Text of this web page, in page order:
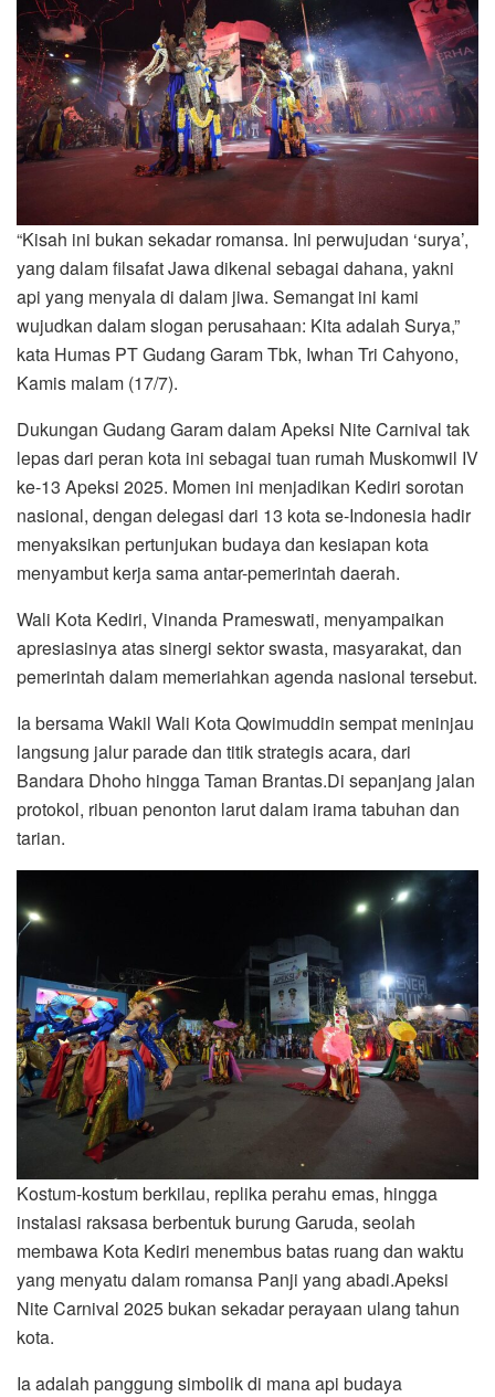
“Kisah ini bukan sekadar romansa. Ini perwujudan ‘surya’,
yang dalam filsafat Jawa dikenal sebagai dahana, yakni
api yang menyala di dalam jiwa. Semangat ini kami
wujudkan dalam slogan perusahaan: Kita adalah Surya,”
kata Humas PT Gudang Garam Tbk, Iwhan Tri Cahyono,
Kamis malam (17/7).
Dukungan Gudang Garam dalam Apeksi Nite Carnival tak
lepas dari peran kota ini sebagai tuan rumah Muskomwil IV
ke-13 Apeksi 2025. Momen ini menjadikan Kediri sorotan
nasional, dengan delegasi dari 13 kota se-Indonesia hadir
menyaksikan pertunjukan budaya dan kesiapan kota
menyambut kerja sama antar-pemerintah daerah.
Wali Kota Kediri, Vinanda Prameswati, menyampaikan
apresiasinya atas sinergi sektor swasta, masyarakat, dan
pemerintah dalam memeriahkan agenda nasional tersebut.
Ia bersama Wakil Wali Kota Qowimuddin sempat meninjau
langsung jalur parade dan titik strategis acara, dari
Bandara Dhoho hingga Taman Brantas.Di sepanjang jalan
protokol, ribuan penonton larut dalam irama tabuhan dan
tarian.
Kostum-kostum berkilau, replika perahu emas, hingga
instalasi raksasa berbentuk burung Garuda, seolah
membawa Kota Kediri menembus batas ruang dan waktu
yang menyatu dalam romansa Panji yang abadi.Apeksi
Nite Carnival 2025 bukan sekadar perayaan ulang tahun
kota.
Ia adalah panggung simbolik di mana api budaya